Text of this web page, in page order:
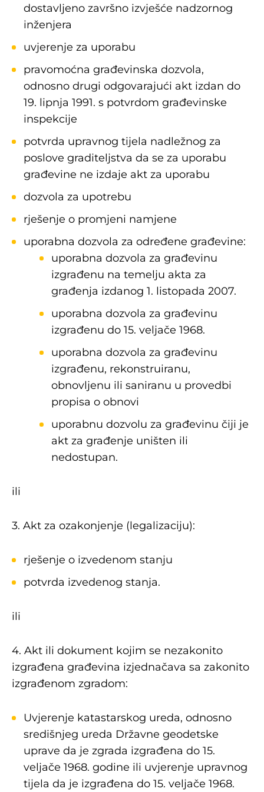
dostavljeno završno izvješće nadzornog
inženjera
uvjerenje za uporabu
pravomoćna građevinska dozvola,
odnosno drugi odgovarajući akt izdan do
19. lipnja 1991. s potvrdom građevinske
inspekcije
potvrda upravnog tijela nadležnog za
poslove graditeljstva da se za uporabu
građevine ne izdaje akt za uporabu
dozvola za upotrebu
rješenje o promjeni namjene
uporabna dozvola za određene građevine:
uporabna dozvola za građevinu
izgrađenu na temelju akta za
građenja izdanog 1. listopada 2007.
uporabna dozvola za građevinu
izgrađenu do 15. veljače 1968.
uporabna dozvola za građevinu
izgrađenu, rekonstruiranu,
obnovljenu ili saniranu u provedbi
propisa o obnovi
uporabnu dozvolu za građevinu čiji je
akt za građenje uništen ili
nedostupan.
ili
3. Akt za ozakonjenje (legalizaciju):
rješenje o izvedenom stanju
potvrda izvedenog stanja.
ili
4. Akt ili dokument kojim se nezakonito
izgrađena građevina izjednačava sa zakonito
izgrađenom zgradom:
Uvjerenje katastarskog ureda, odnosno
središnjeg ureda Državne geodetske
uprave da je zgrada izgrađena do 15.
veljače 1968. godine ili uvjerenje upravnog
tijela da je izgrađena do 15. veljače 1968.